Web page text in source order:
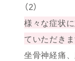
（2）
様々な症状
ていただきま
坐骨神経痛